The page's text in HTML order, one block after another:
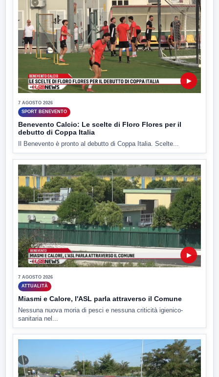
▶
7 AGOSTO 2026
SPORT BENEVENTO
Benevento Calcio: Le scelte di Floro Flores per il
debutto di Coppa Italia
Il Benevento è pronto al debutto di Coppa Italia. Scelte...
▶
7 AGOSTO 2026
ATTUALITÀ
Miasmi e Calore, l'ASL parla attraverso il Comune
Nessuna nuova moria di pesci e nessuna criticità igienico-
sanitaria nel...